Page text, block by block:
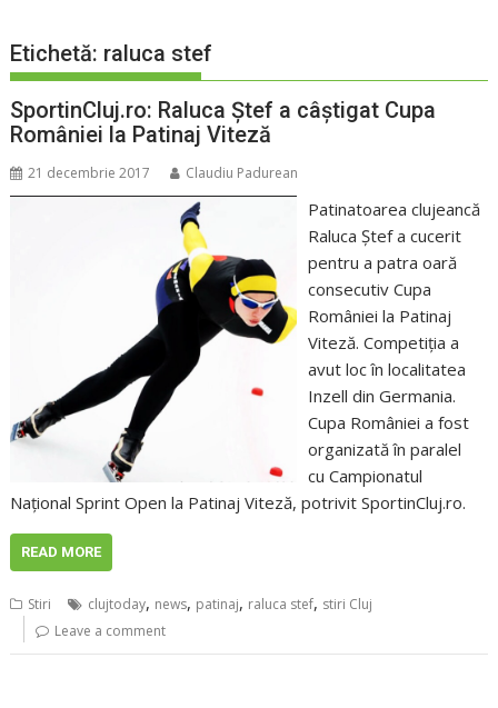
Etichetă: raluca stef
SportinCluj.ro: Raluca Ştef a câştigat Cupa
României la Patinaj Viteză
21 decembrie 2017 Claudiu Padurean
Patinatoarea clujeancă
Raluca Ştef a cucerit
pentru a patra oară
consecutiv Cupa
României la Patinaj
Viteză. Competiţia a
avut loc în localitatea
Inzell din Germania.
Cupa României a fost
organizată în paralel
cu Campionatul
Naţional Sprint Open la Patinaj Viteză, potrivit SportinCluj.ro.
READ MORE
Stiri clujtoday, news, patinaj, raluca stef, stiri Cluj
Leave a comment